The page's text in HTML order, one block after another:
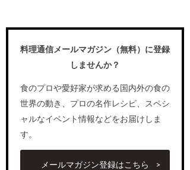
料理通信メールマガジン（無料）に登録
しませんか？
食のプロや愛好家が求める国内外の食の
世界の動き、プロの名作レシピ、スペシ
ャルなイベント情報などをお届けしま
す。
メールマガジン登録はこちら